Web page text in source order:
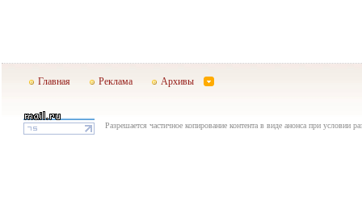
Главная Реклама Архивы
Разрешается частичное копирование контента в виде анонса при условии